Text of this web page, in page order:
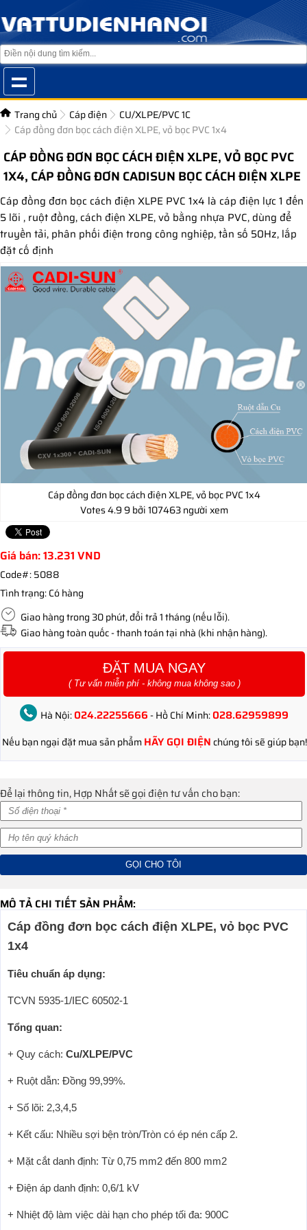
Trang chủ Cáp điện
CU/XLPE/PVC 1C
Cáp đồng đơn bọc cách điện XLPE, vỏ bọc PVC 1x4
CÁP ĐỒNG ĐƠN BỌC CÁCH ĐIỆN XLPE, VỎ BỌC PVC
1X4, CÁP ĐỒNG ĐƠN CADISUN BỌC CÁCH ĐIỆN XLPE
Cáp đồng đơn bọc cách điện XLPE PVC 1x4 là cáp điện lực 1 đến
5 lõi , ruột đồng, cách điện XLPE, vỏ bằng nhựa PVC, dùng để
truyền tải, phân phối điện trong công nghiệp, tần số 50Hz, lắp
đặt cố định
Cáp đồng đơn bọc cách điện XLPE, vỏ bọc PVC 1x4
Votes4.99bởi 107463 người xem
Giá bán:13.231 VND
Code#:5088
Tình trạng:Có hàng
Giao hàng trong 30 phút, đổi trả 1 tháng (nếu lỗi).
Giao hàng toàn quốc - thanh toán tại nhà (khi nhận hàng).
ĐẶT MUA NGAY
( Tư vấn miễn phí - không mua không sao )
Hà Nội:024.22255666 - Hồ Chí Minh:028.62959899
Nếu bạn ngại đặt mua sản phẩmHÃY GỌI ĐIỆN chúng tôi sẽ giúp bạn!
Để lại thông tin, Hợp Nhất sẽ gọi điện tư vấn cho bạn:
MÔ TẢ CHI TIẾT SẢN PHẨM:
Cáp đồng đơn bọc cách điện XLPE, vỏ bọc PVC
1x4
Tiêu chuẩn áp dụng:
TCVN 5935-1/IEC 60502-1
Tổng quan:
+ Quy cách: Cu/XLPE/PVC
+ Ruột dẫn: Đồng 99,99%.
+ Số lõi: 2,3,4,5
+ Kết cấu: Nhiều sợi bện tròn/Tròn có ép nén cấp 2.
+ Mặt cắt danh định: Từ 0,75 mm2 đến 800 mm2
+ Điện áp danh định: 0,6/1 kV
+ Nhiệt độ làm việc dài hạn cho phép tối đa: 900C